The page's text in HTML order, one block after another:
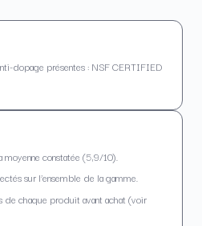
dopage présentes : NSF CERTIFIED
constatée (5,9/10).
sur l’ensemble de la gamme.
de chaque produit avant achat (voir